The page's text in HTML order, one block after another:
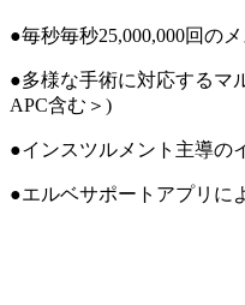
●毎秒毎秒25,000,000回の
●多様な手術に対応するマ
APC含む＞)
●インスツルメント主導の
●エルベサポートアプリに